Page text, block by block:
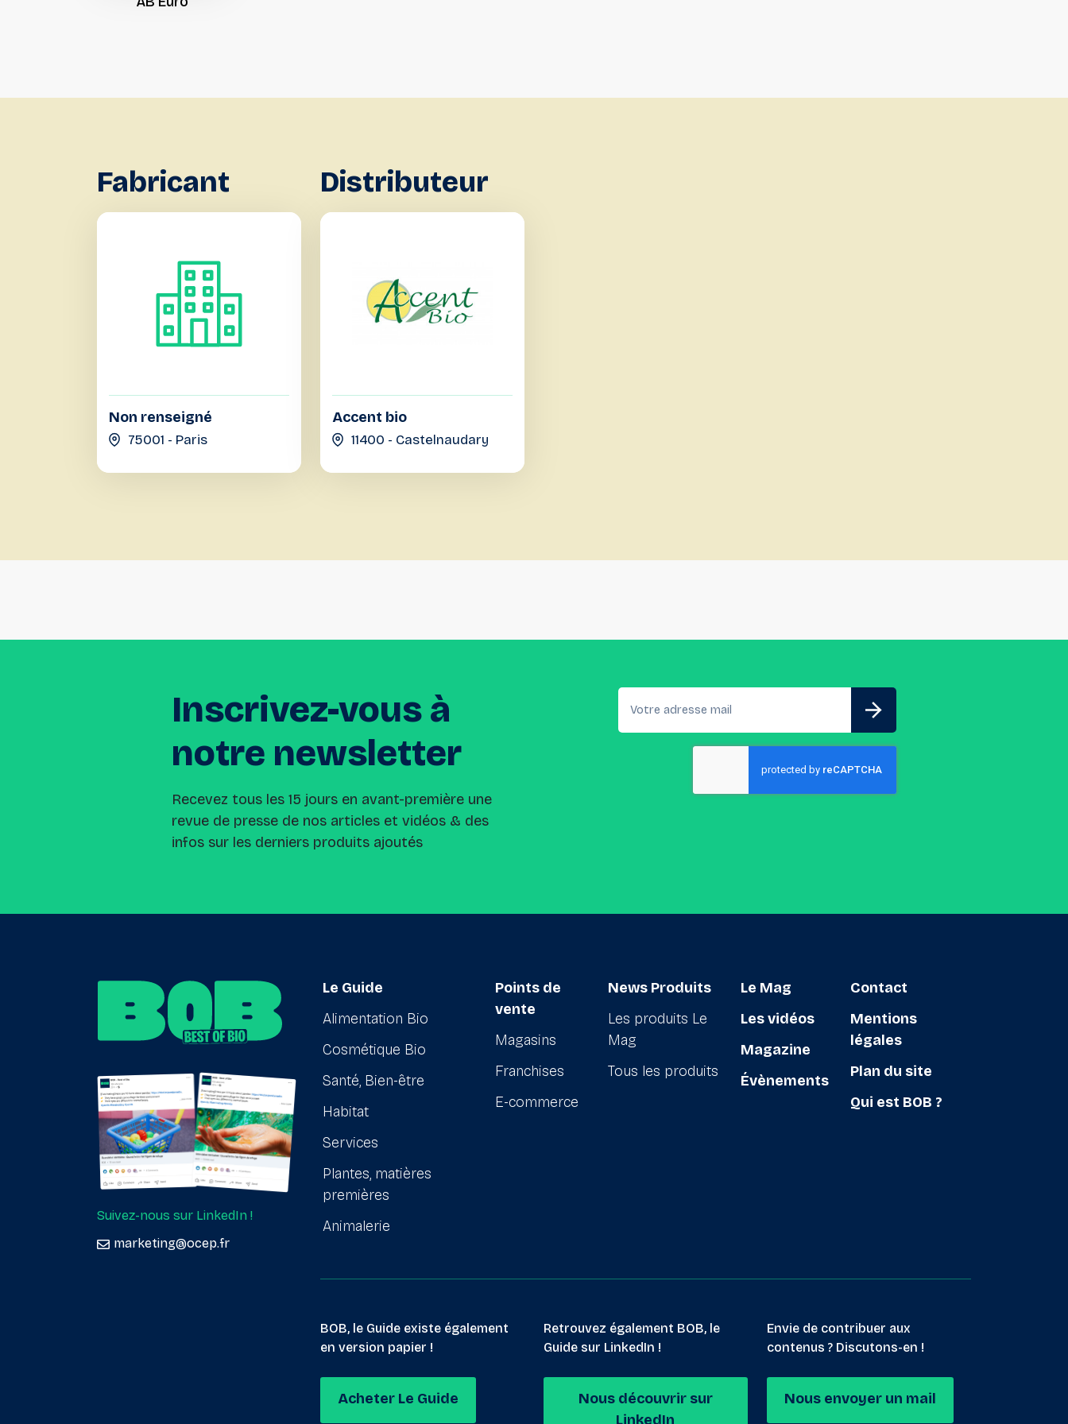
Fabricant Distributeur
Non renseigné
75001 - Paris
Accent bio
11400 - Castelnaudary
Inscrivez-vous à
notre newsletter
Recevez tous les 15 jours en avant-première une
revue de presse de nos articles et vidéos & des
infos sur les derniers produits ajoutés
Suivez-nous sur LinkedIn !
marketing@ocep.fr
Le Guide
Alimentation Bio
Cosmétique Bio
Santé, Bien-être
Habitat
Services
Plantes, matières
premières
Animalerie
Points de
vente
Magasins
Franchises
E-commerce
News Produits
Les produits Le
Mag
Tous les produits
Le Mag
Les vidéos
Magazine
Évènements
Contact
Mentions
légales
Plan du site
Qui est BOB ?
BOB, le Guide existe également
en version papier !
Acheter Le Guide
Retrouvez également BOB, le
Guide sur LinkedIn !
Nous découvrir sur
LinkedIn
Envie de contribuer aux
contenus ? Discutons-en !
Nous envoyer un mail